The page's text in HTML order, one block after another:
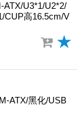
ATX/U3*1/U2*2/
CUP高16.5cm/V
ATX/黑化/USB